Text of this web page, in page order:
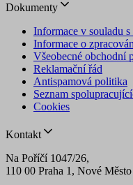
Dokumenty
Informace v souladu
Informace o
Všeobecné obchodní
Reklamační řád
Antispamová politika
Seznam
Cookies
Kontakt
Na Poříčí 1047/26,
110 00 Praha 1, Nové Město